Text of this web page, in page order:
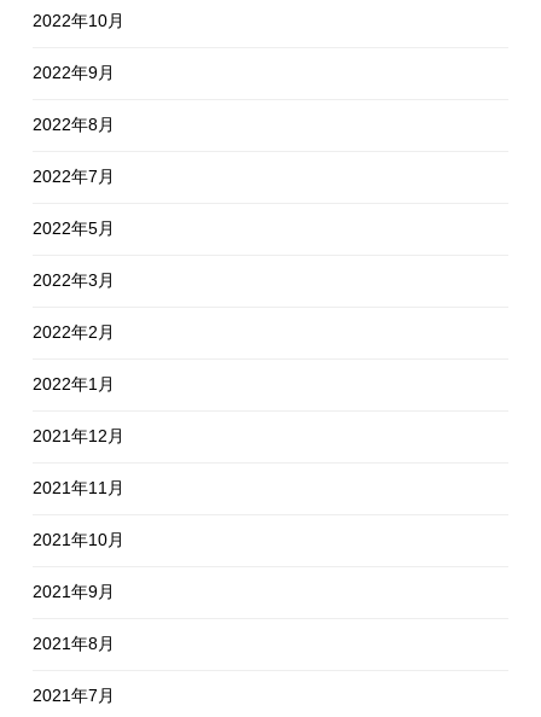
2022年10月
2022年9月
2022年8月
2022年7月
2022年5月
2022年3月
2022年2月
2022年1月
2021年12月
2021年11月
2021年10月
2021年9月
2021年8月
2021年7月